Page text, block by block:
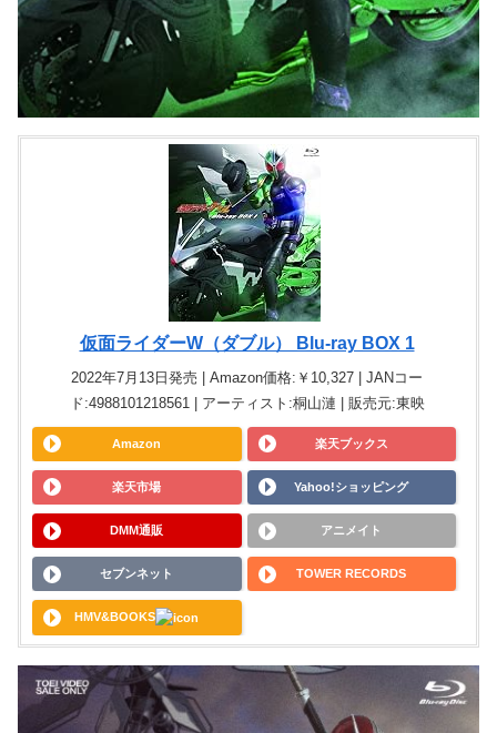
仮面ライダーW（ダブル） Blu-ray BOX 1
2022年7月13日発売 | Amazon価格:￥10,327 | JANコー
ド:4988101218561 | アーティスト:桐山漣 | 販売元:東映
Amazon 楽天ブックス
楽天市場 Yahoo!ショッピング
DMM通販 アニメイト
セブンネット TOWER RECORDS
HMV&BOOKS